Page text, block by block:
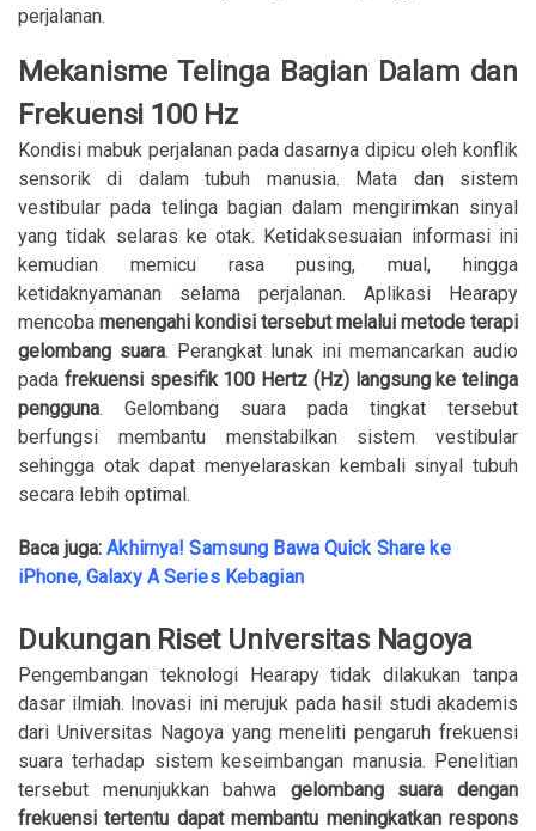
perjalanan.
Mekanisme Telinga Bagian Dalam dan
Frekuensi 100 Hz
Kondisi mabuk perjalanan pada dasarnya dipicu oleh konflik
sensorik di dalam tubuh manusia. Mata dan sistem
vestibular pada telinga bagian dalam mengirimkan sinyal
yang tidak selaras ke otak. Ketidaksesuaian informasi ini
kemudian memicu rasa pusing, mual, hingga
ketidaknyamanan selama perjalanan. Aplikasi Hearapy
mencoba menengahi kondisi tersebut melalui metode terapi
gelombang suara. Perangkat lunak ini memancarkan audio
pada frekuensi spesifik 100 Hertz (Hz) langsung ke telinga
pengguna. Gelombang suara pada tingkat tersebut
berfungsi membantu menstabilkan sistem vestibular
sehingga otak dapat menyelaraskan kembali sinyal tubuh
secara lebih optimal.
Baca juga:Akhirnya! Samsung Bawa Quick Share ke
iPhone, Galaxy A Series Kebagian
Dukungan Riset Universitas Nagoya
Pengembangan teknologi Hearapy tidak dilakukan tanpa
dasar ilmiah. Inovasi ini merujuk pada hasil studi akademis
dari Universitas Nagoyayang meneliti pengaruh frekuensi
suara terhadap sistem keseimbangan manusia. Penelitian
tersebut menunjukkan bahwa gelombang suara dengan
frekuensi tertentu dapat membantu meningkatkan respons